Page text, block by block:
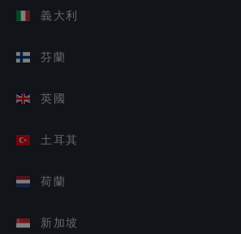
義大利
芬蘭
英國
土耳其
荷蘭
新加坡